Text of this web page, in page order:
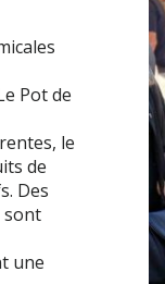
Pot de
le
de
Des
sont
une